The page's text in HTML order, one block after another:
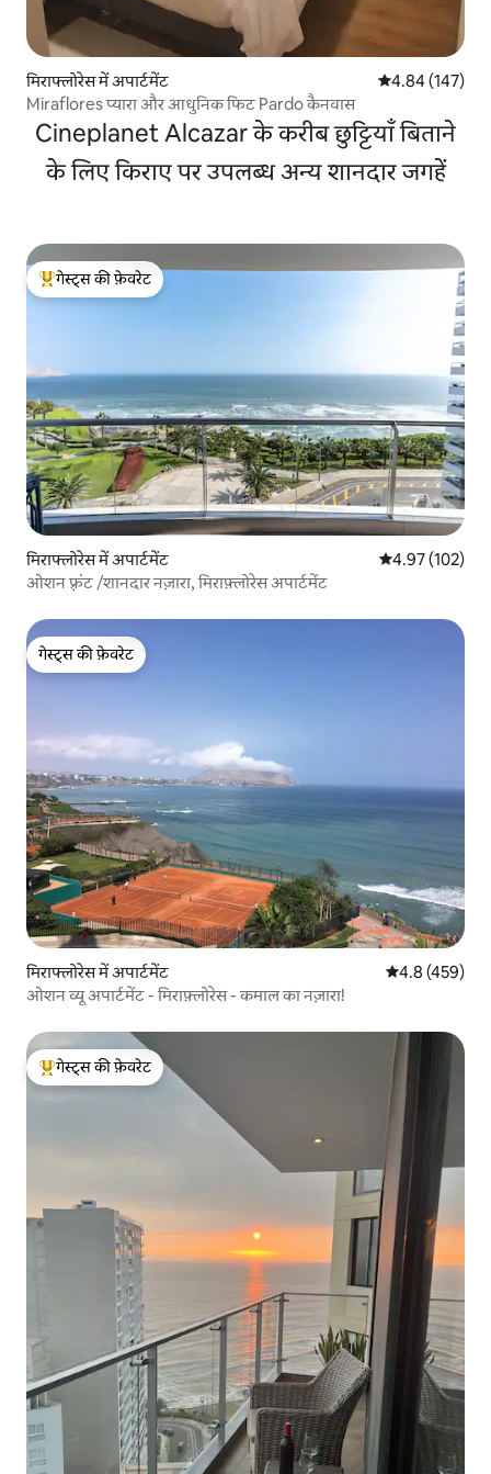
मिराफ्लोरेस में अपार्टमेंट औसत रेटिंग 5 में से
4.84 (147)
Miraflores प्यारा और आधुनिक फिट Pardo कैनवास
Cineplanet Alcazar के करीब छुट्टियाँ बिताने
के लिए किराए पर उपलब्ध अन्य शानदार जगहें
गेस्ट्स का टॉप फ़ेवरेट
गेस्ट्स की फ़ेवरेट
मिराफ्लोरेस में अपार्टमेंट औसत रेटिंग 5 में से
4.97 (102)
ओशन फ़्रंट /शानदार नज़ारा, मिराफ़्लोरेस अपार्टमेंट
गेस्ट्स की फ़ेवरेट
गेस्ट्स की फ़ेवरेट
मिराफ्लोरेस में अपार्टमेंट औसत रेटिंग 5 में
4.8 (459)
ओशन व्यू अपार्टमेंट - मिराफ़्लोरेस - कमाल का नज़ारा!
गेस्ट्स का टॉप फ़ेवरेट
गेस्ट्स की फ़ेवरेट